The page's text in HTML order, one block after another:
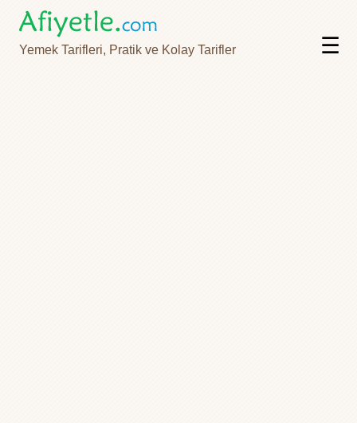
Yemek Tarifleri, Pratik ve Kolay Tarifler ☰